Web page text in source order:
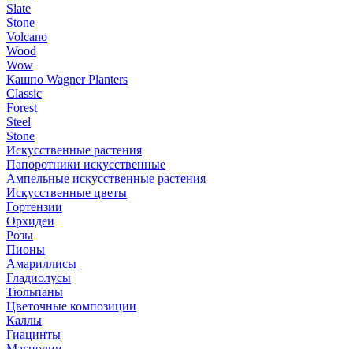
Slate
Stone
Volcano
Wood
Wow
Кашпо Wagner Planters
Classic
Forest
Steel
Stone
Искусственные растения
Папоротники искусственные
Ампельные искусственные растения
Искусственные цветы
Гортензии
Орхидеи
Розы
Пионы
Амариллисы
Гладиолусы
Тюльпаны
Цветочные композиции
Каллы
Гиацинты